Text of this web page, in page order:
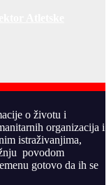
o životu i
organizacija i
istraživanjima,
povodom
gotovo da ih se